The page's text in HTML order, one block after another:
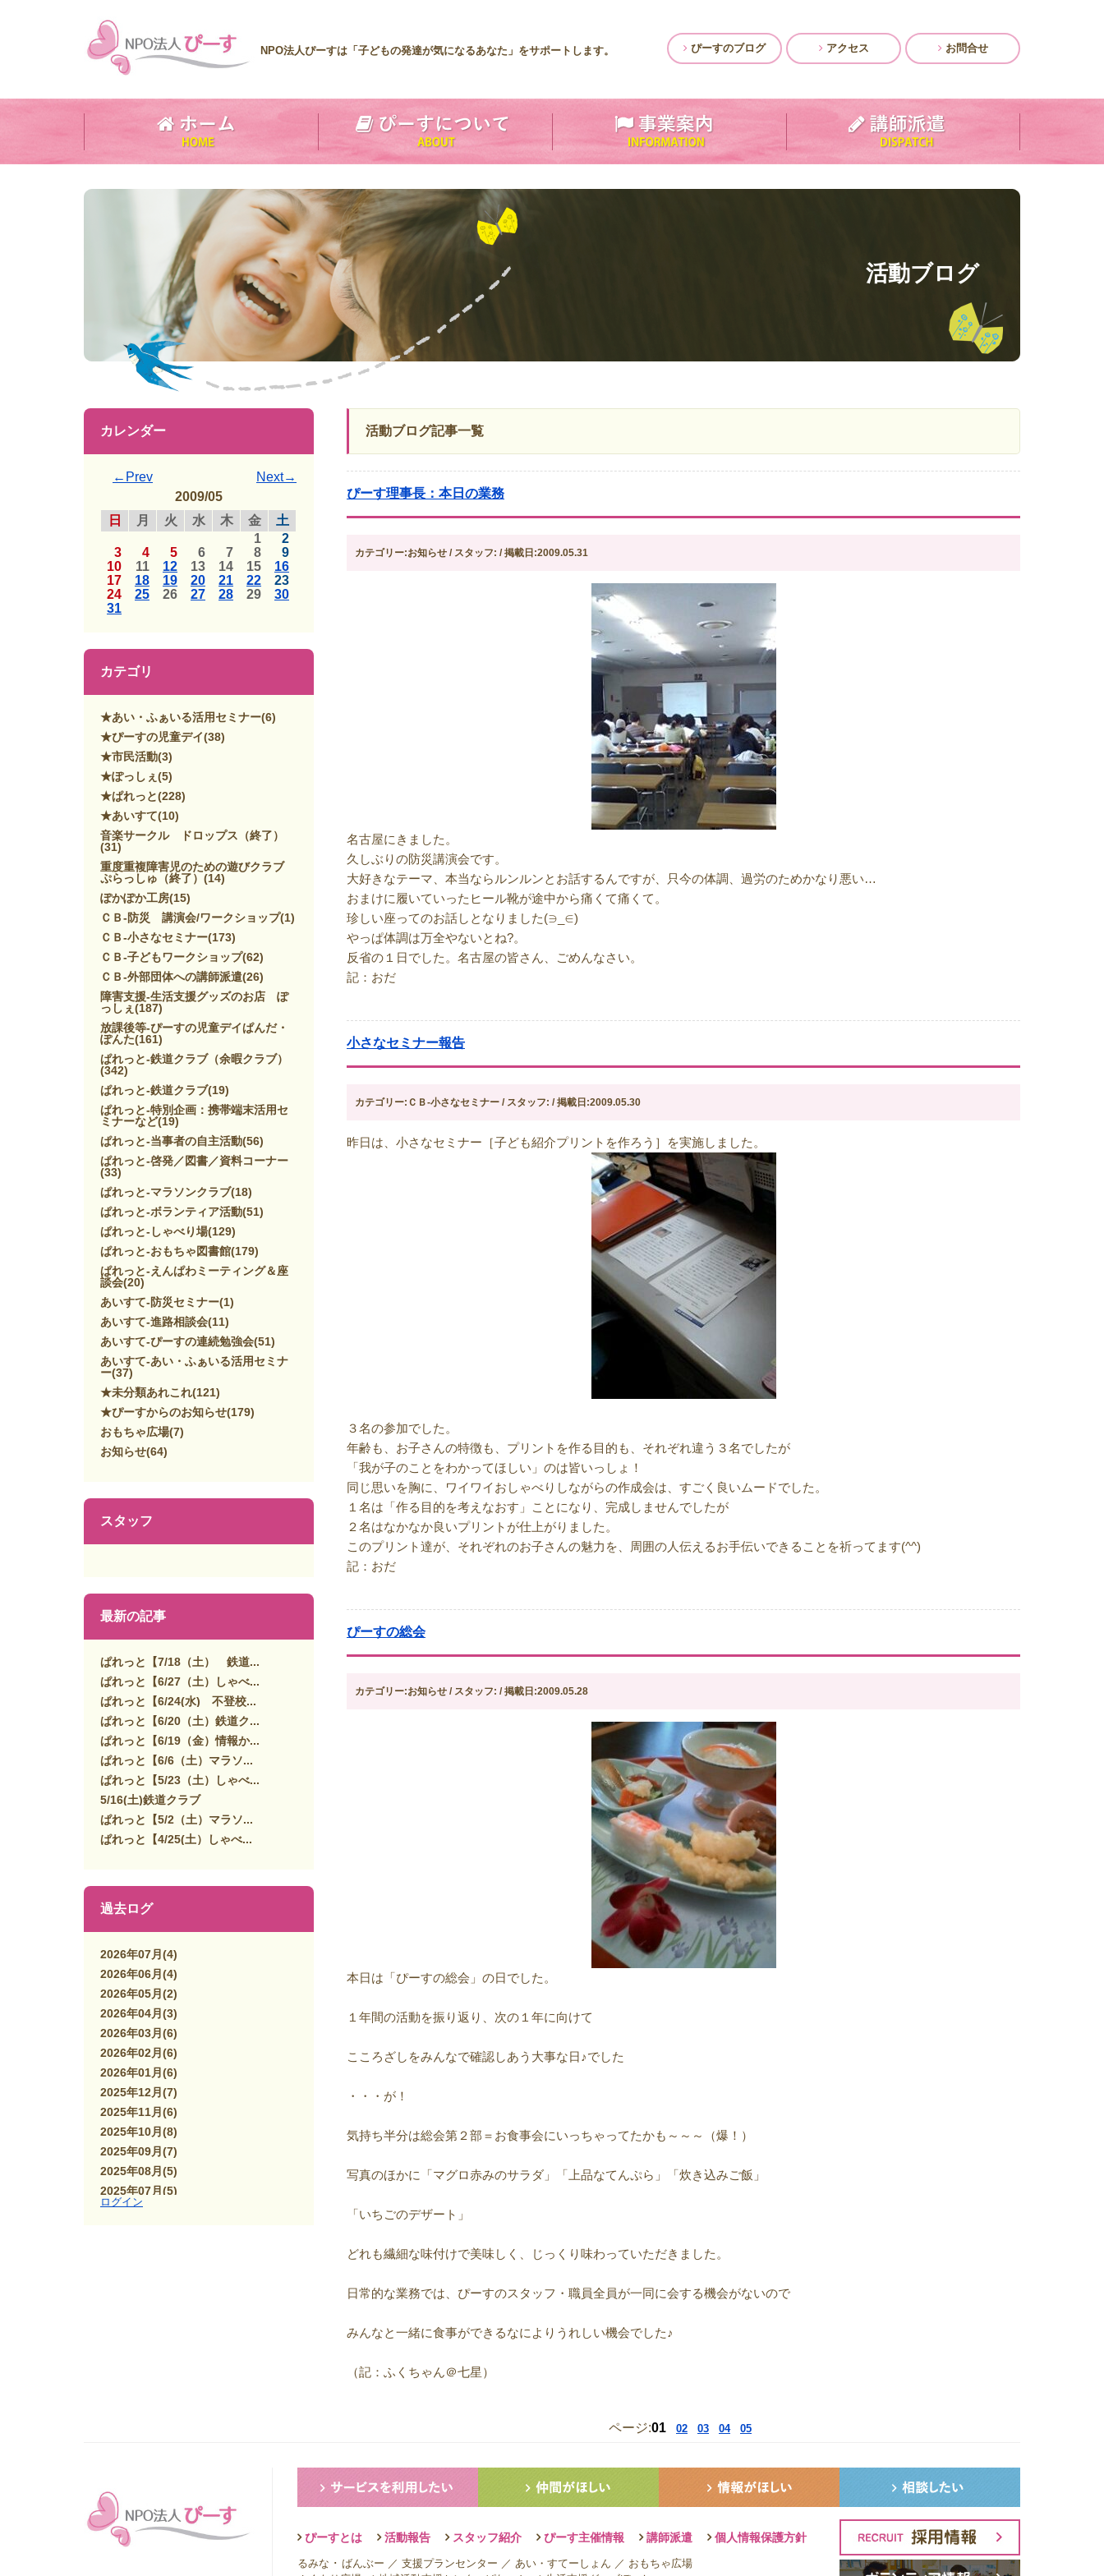
NPO法人ぴーすは「子どもの発達が気になるあなた」をサポートします。 ぴーすのブログ アクセス お問合せ
活動ブログ
活動ブログ記事一覧
ぴーす理事長：本日の業務
カテゴリー:お知らせ / スタッフ: / 掲載日:2009.05.31
名古屋にきました。
久しぶりの防災講演会です。
大好きなテーマ、本当ならルンルンとお話するんですが、只今の体調、過労のためかなり悪い…
おまけに履いていったヒール靴が途中から痛くて痛くて。
珍しい座ってのお話しとなりました(∋_∈)
やっぱ体調は万全やないとね?。
反省の１日でした。名古屋の皆さん、ごめんなさい。
記：おだ
小さなセミナー報告
カテゴリー:ＣＢ-小さなセミナー / スタッフ: / 掲載日:2009.05.30
昨日は、小さなセミナー［子ども紹介プリントを作ろう］を実施しました。
３名の参加でした。
年齢も、お子さんの特徴も、プリントを作る目的も、それぞれ違う３名でしたが
「我が子のことをわかってほしい」のは皆いっしょ！
同じ思いを胸に、ワイワイおしゃべりしながらの作成会は、すごく良いムードでした。
１名は「作る目的を考えなおす」ことになり、完成しませんでしたが
２名はなかなか良いプリントが仕上がりました。
このプリント達が、それぞれのお子さんの魅力を、周囲の人伝えるお手伝いできることを祈ってます(^^)
記：おだ
ぴーすの総会
カテゴリー:お知らせ / スタッフ: / 掲載日:2009.05.28
本日は「ぴーすの総会」の日でした。
１年間の活動を振り返り、次の１年に向けて
こころざしをみんなで確認しあう大事な日♪でした
・・・が！
気持ち半分は総会第２部＝お食事会にいっちゃってたかも～～～（爆！）
写真のほかに「マグロ赤みのサラダ」「上品なてんぷら」「炊き込みご飯」
「いちごのデザート」
どれも繊細な味付けで美味しく、じっくり味わっていただきました。
日常的な業務では、ぴーすのスタッフ・職員全員が一同に会する機会がないので
みんなと一緒に食事ができるなによりうれしい機会でした♪
（記：ふくちゃん＠七星）
ページ:01 02 03 04 05
カレンダー
←Prev
Next→
2009/05
日
月 火 水 木 金
土
1
2
3
4 5 6 7 8
9
10
11 12 13 14 15
16
17
18 19 20 21 22
23
24
25 26 27 28 29
30
31
カテゴリ
★あい・ふぁいる活用セミナー(6)
★ぴーすの児童デイ(38)
★市民活動(3)
★ぽっしぇ (5)
★ぱれっと(228)
★あいすて(10)
音楽サークル ドロップス（終了）
(31)
重度重複障害児のための遊びクラブ
ぷらっしゅ（終了） (14)
ぽかぽか工房(15)
ＣＢ-防災 講演会/ワークショップ(1)
ＣＢ-小さなセミナー(173)
ＣＢ-子どもワークショップ(62)
ＣＢ-外部団体への講師派遣(26)
障害支援-生活支援グッズのお店 ぽ
っしぇ (187)
放課後等-ぴーすの児童デイぱんだ・
ぽんた(161)
ぱれっと-鉄道クラブ（余暇クラブ）
(342)
ぱれっと-鉄道クラブ(19)
ぱれっと-特別企画：携帯端末活用セ
ミナーなど(19)
ぱれっと-当事者の自主活動(56)
ぱれっと-啓発／図書／資料コーナー
(33)
ぱれっと-マラソンクラブ(18)
ぱれっと-ボランティア活動(51)
ぱれっと-しゃべり場(129)
ぱれっと-おもちゃ図書館(179)
ぱれっと-えんぱわミーティング＆座
談会(20)
あいすて-防災セミナー(1)
あいすて-進路相談会(11)
あいすて-ぴーすの連続勉強会(51)
あいすて-あい・ふぁいる活用セミナ
ー(37)
★未分類あれこれ(121)
★ぴーすからのお知らせ(179)
おもちゃ広場(7)
お知らせ(64)
スタッフ
最新の記事
ぱれっと【7/18（土） 鉄道...
ぱれっと【6/27（土）しゃべ...
ぱれっと【6/24(水) 不登校...
ぱれっと【6/20（土）鉄道ク...
ぱれっと【6/19（金）情報か...
ぱれっと【6/6（土）マラソ...
ぱれっと【5/23（土）しゃべ...
5/16(土)鉄道クラブ
ぱれっと【5/2（土）マラソ...
ぱれっと【4/25(土）しゃべ...
過去ログ
2026年07月 (4)
2026年06月 (4)
2026年05月 (2)
2026年04月 (3)
2026年03月 (6)
2026年02月 (6)
2026年01月 (6)
2025年12月 (7)
2025年11月 (6)
2025年10月 (8)
2025年09月 (7)
2025年08月 (5)
2025年07月 (5)
2025年06月
2024年03月 (8)
2024年02月(8)
2024年01月
ログイン
ぴーすとは 活動報告 スタッフ紹介 ぴーす主催情報 講師派遣 個人情報保護方針
るみな ･ ばんぶー ／ 支援プランセンター ／ あい・すてーしょん ／ おもちゃ広場